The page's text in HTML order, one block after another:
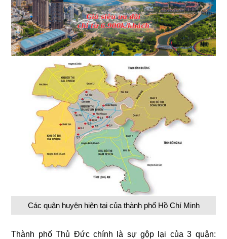
Các quận huyện hiện tại của thành phố Hồ Chí Minh
Thành phố Thủ Đức chính là sự gộp lại của 3 quận: